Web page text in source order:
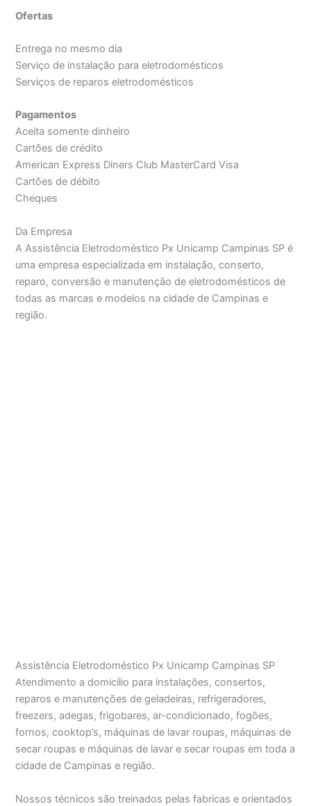
Ofertas
Entrega no mesmo dia
Serviço de instalação para eletrodomésticos
Serviços de reparos eletrodomésticos
Pagamentos
Aceita somente dinheiro
Cartões de crédito
American Express Diners Club MasterCard Visa
Cartões de débito
Cheques
Da Empresa
A Assistência Eletrodoméstico Px Unicamp Campinas SP é
uma empresa especializada em instalação, conserto,
reparo, conversão e manutenção de eletrodomésticos de
todas as marcas e modelos na cidade de Campinas e
região.
Assistência Eletrodoméstico Px Unicamp Campinas SP
Atendimento a domicílio para instalações, consertos,
reparos e manutenções de geladeiras, refrigeradores,
freezers, adegas, frigobares, ar-condicionado, fogões,
fornos, cooktop’s, máquinas de lavar roupas, máquinas de
secar roupas e máquinas de lavar e secar roupas em toda a
cidade de Campinas e região.
Nossos técnicos são treinados pelas fabricas e orientados